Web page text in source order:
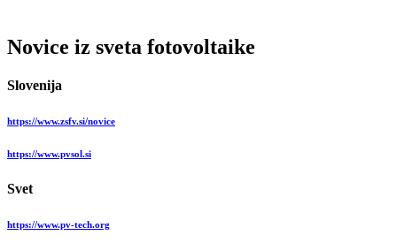
Novice iz sveta fotovoltaike
Slovenija
https://www.zsfv.si/novice
https://www.pvsol.si
Svet
https://www.pv-tech.org